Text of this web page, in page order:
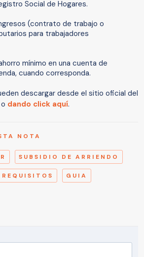
Social de Hogares.
(contrato de trabajo o
para trabajadores
mínimo en una cuenta de
cuando corresponda.
descargar desde el sitio oficial del
dando click aquí.
NOTA
SUBSIDIO DE ARRIENDO
REQUISITOS GUIA